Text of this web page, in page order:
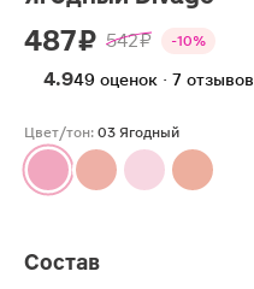
487 ₽ 542 ₽ -10%
4.949 оценок · 7 отзывов
Цвет/тон: 03 Ягодный
Состав